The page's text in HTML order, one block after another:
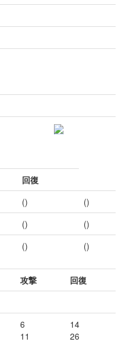
回復
()
()
()
()
() ()
攻撃
回復
6
11
14
26